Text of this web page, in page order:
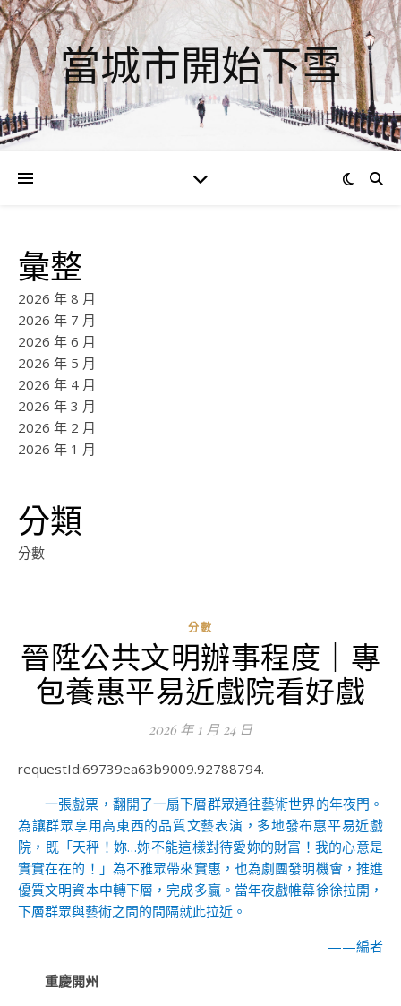
當城市開始下雪
彙整
2026 年 8 月
2026 年 7 月
2026 年 6 月
2026 年 5 月
2026 年 4 月
2026 年 3 月
2026 年 2 月
2026 年 1 月
分類
分數
分數
晉陞公共文明辦事程度｜專
包養惠平易近戲院看好戲
2026 年 1 月 24 日
requestId:69739ea63b9009.92788794.
一張戲票，翻開了一扇下層群眾通往藝術世界的年夜門。
為讓群眾享用高東西的品質文藝表演，多地發布惠平易近戲
院，既「天秤！妳…妳不能這樣對待愛妳的財富！我的心意是
實實在在的！」為不雅眾帶來實惠，也為劇團發明機會，推進
優質文明資本中轉下層，完成多贏。當年夜戲帷幕徐徐拉開，
下層群眾與藝術之間的間隔就此拉近。
——編者
重慶開州